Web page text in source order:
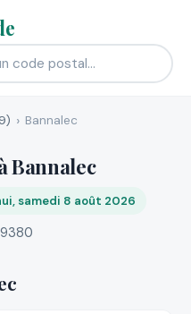
Bannalec
Bannalec
samedi 8 août 2026